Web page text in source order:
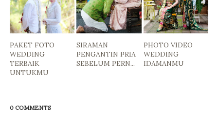
PAKET FOTO
WEDDING
TERBAIK
UNTUKMU
SIRAMAN
PENGANTIN PRIA
SEBELUM PERN...
PHOTO VIDEO
WEDDING
IDAMANMU
0 COMMENTS